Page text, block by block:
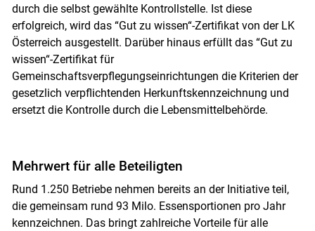
durch die selbst gewählte Kontrollstelle. Ist diese
erfolgreich, wird das “Gut zu wissen“-Zertifikat von der LK
Österreich ausgestellt. Darüber hinaus erfüllt das “Gut zu
wissen“-Zertifikat für
Gemeinschaftsverpflegungseinrichtungen die Kriterien der
gesetzlich verpflichtenden Herkunftskennzeichnung und
ersetzt die Kontrolle durch die Lebensmittelbehörde.
Mehrwert für alle Beteiligten
Rund 1.250 Betriebe nehmen bereits an der Initiative teil,
die gemeinsam rund 93 Milo. Essensportionen pro Jahr
kennzeichnen. Das bringt zahlreiche Vorteile für alle